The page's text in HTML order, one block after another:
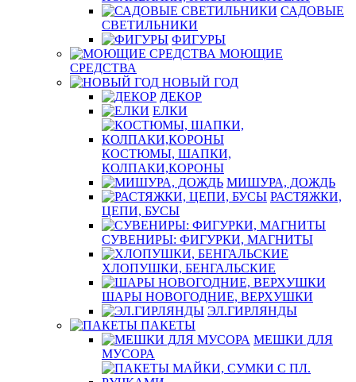
САДОВЫЕ
СВЕТИЛЬНИКИ
ФИГУРЫ
МОЮЩИЕ
СРЕДСТВА
НОВЫЙ ГОД
ДЕКОР
ЕЛКИ
КОСТЮМЫ, ШАПКИ,
КОЛПАКИ,КОРОНЫ
МИШУРА, ДОЖДЬ
РАСТЯЖКИ,
ЦЕПИ, БУСЫ
СУВЕНИРЫ: ФИГУРКИ, МАГНИТЫ
ХЛОПУШКИ, БЕНГАЛЬСКИЕ
ШАРЫ НОВОГОДНИЕ, ВЕРХУШКИ
ЭЛ.ГИРЛЯНДЫ
ПАКЕТЫ
МЕШКИ ДЛЯ
МУСОРА